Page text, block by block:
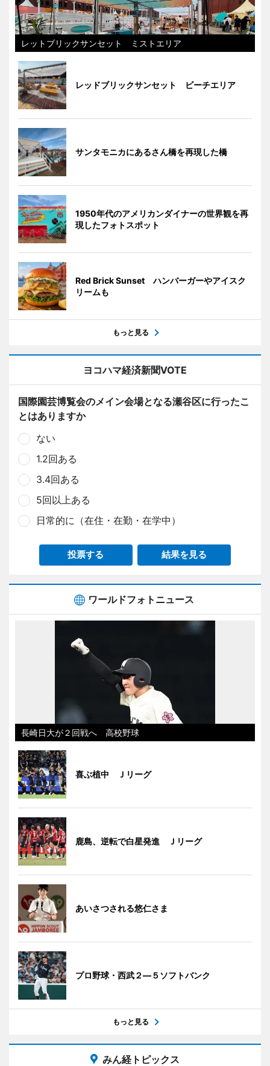
レットブリックサンセット ミストエリア
レッドブリックサンセット ビーチエリア
サンタモニカにあるさん橋を再現した橋
1950年代のアメリカンダイナーの世界観を再
現したフォトスポット
Red Brick Sunset ハンバーガーやアイスク
リームも
もっと見る
ヨコハマ経済新聞VOTE
国際園芸博覧会のメイン会場となる瀬谷区に行ったこ
とはありますか
ない
1.2回ある
3.4回ある
5回以上ある
日常的に（在住・在勤・在学中）
投票する 結果を見る
ワールドフォトニュース
長崎日大が２回戦へ 高校野球
喜ぶ植中 Ｊリーグ
鹿島、逆転で白星発進 Ｊリーグ
あいさつされる悠仁さま
プロ野球・西武２―５ソフトバンク
もっと見る
みん経トピックス